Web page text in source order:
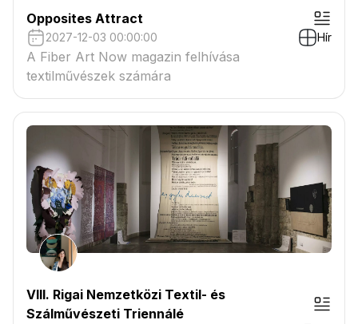
Opposites Attract
2027-12-03 00:00:00 Hír
A Fiber Art Now magazin felhívása
textilművészek számára
VIII. Rigai Nemzetközi Textil- és
Szálművészeti Triennálé